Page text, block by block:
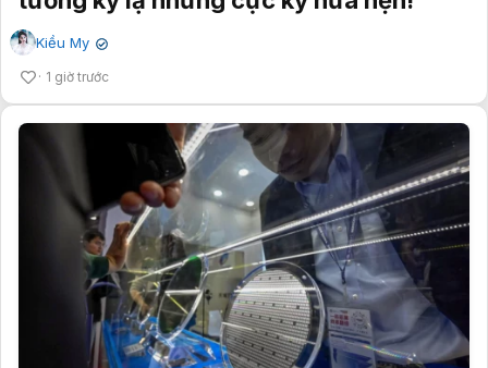
Kiều My ✔
1 giờ trước